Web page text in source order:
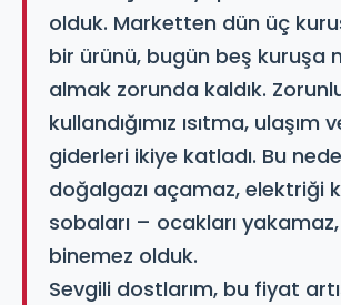
olduk. Marketten dün üç
bir ürünü, bugün beş kuruşa
almak zorunda kaldık.
kullandığımız ısıtma, ulaşım
giderleri ikiye katladı. Bu
doğalgazı açamaz, elektriği
sobaları – ocakları
binemez olduk.
Sevgili dostlarım, bu fiyat